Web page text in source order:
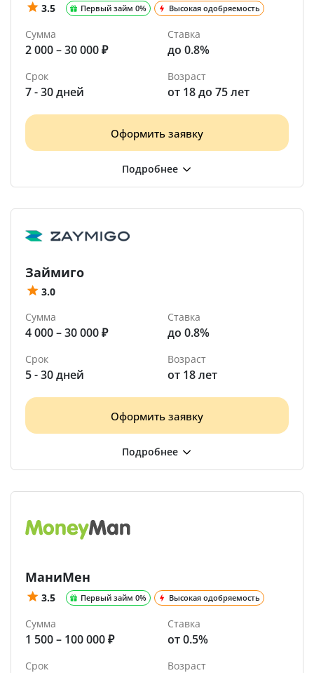
3.5 Первый займ 0% Высокая одобряемость
Сумма
2 000 – 30 000 ₽
Ставка
до 0.8%
Срок
7 - 30 дней
Возраст
от 18 до 75 лет
Оформить заявку
Займиго
3.0
Сумма
4 000 – 30 000 ₽
Ставка
до 0.8%
Срок
5 - 30 дней
Возраст
от 18 лет
Оформить заявку
МаниМен
3.5 Первый займ 0% Высокая одобряемость
Сумма
1 500 – 100 000 ₽
Ставка
от 0.5%
Срок Возраст